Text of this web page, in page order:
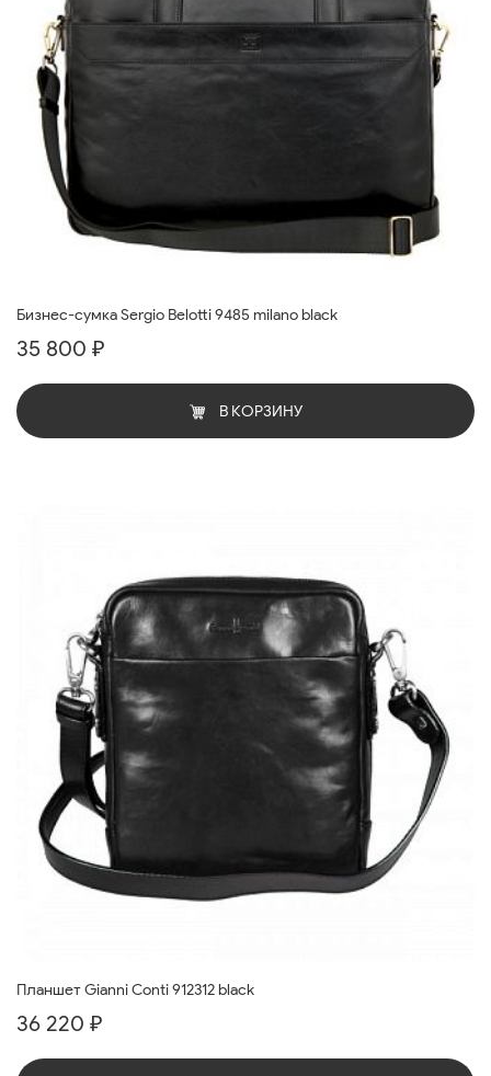
Бизнес-сумка Sergio Belotti 9485 milano black
35 800 ₽
В КОРЗИНУ
Планшет Gianni Conti 912312 black
36 220 ₽